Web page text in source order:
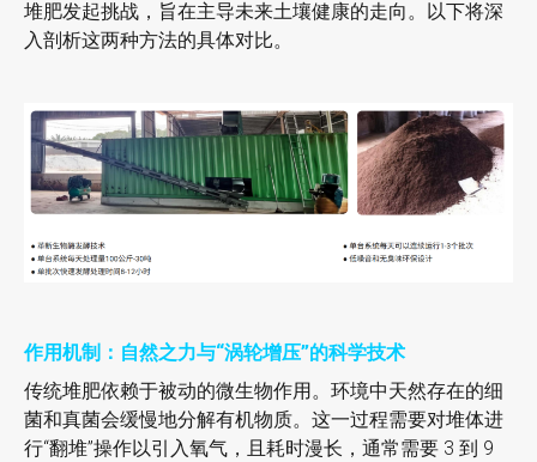
堆肥发起挑战，旨在主导未来土壤健康的走向。以下将深
入剖析这两种方法的具体对比。
作用机制：自然之力与“涡轮增压”的科学技术
传统堆肥依赖于被动的微生物作用。环境中天然存在的细
菌和真菌会缓慢地分解有机物质。这一过程需要对堆体进
行“翻堆”操作以引入氧气，且耗时漫长，通常需要 3 到 9